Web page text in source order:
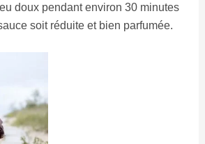
doux pendant environ 30 minutes
soit réduite et bien parfumée.